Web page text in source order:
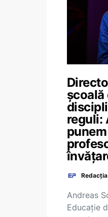
școală
reguli:
Redacția
Andreas
Educație